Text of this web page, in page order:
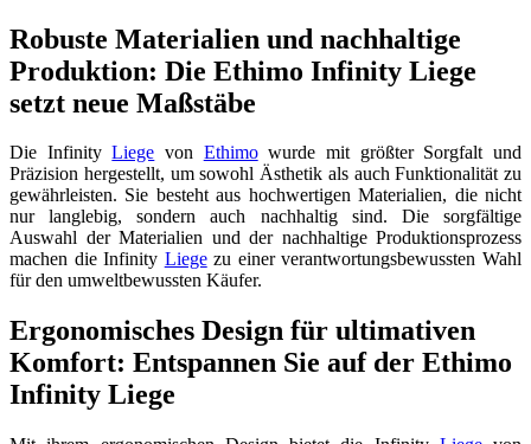
Robuste Materialien und nachhaltige
Produktion: Die Ethimo Infinity Liege
setzt neue Maßstäbe
Die InfinityLiege von Ethimowurde mit größter Sorgfalt und
Präzision hergestellt, um sowohl Ästhetik als auch Funktionalität zu
gewährleisten. Sie besteht aus hochwertigen Materialien, die nicht
nur langlebig, sondern auch nachhaltig sind. Die sorgfältige
Auswahl der Materialien und der nachhaltige Produktionsprozess
machen die Infinity Liegezu einer verantwortungsbewussten Wahl
für den umweltbewussten Käufer.
Ergonomisches Design für ultimativen
Komfort: Entspannen Sie auf der Ethimo
Infinity Liege